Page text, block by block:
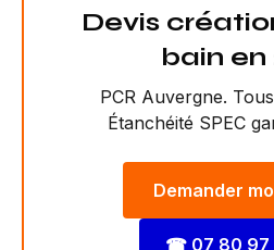
Devis
bain en
PCR Auvergne.
Étanchéité SPEC
Demander
☎ 07 80 97